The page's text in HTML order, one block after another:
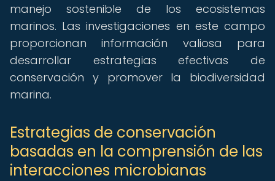
manejo sostenible de los ecosistemas
marinos. Las investigaciones en este campo
proporcionan información valiosa para
desarrollar estrategias efectivas de
conservación y promover la biodiversidad
marina.
Estrategias de conservación
basadas en la comprensión de las
interacciones microbianas